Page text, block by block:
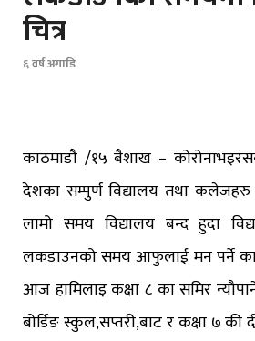
चित्र
६ वर्ष अगाडि
काठमाडौ /१५ बैशाख –
देशका सम्पुर्ण विद्यालय तथा
लामो समय विद्यालय बन्द हुदा
लकडाउनको समय आफुलाई मन पर्ने
आज हामिलाइ कक्षा ८ का समिर
बोर्डिङ स्कुल,सप्तरी,बाट र कक्षा ७ की